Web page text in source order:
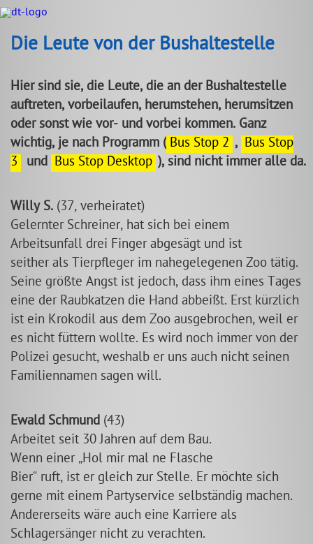
Die Leute von der Bushaltestelle
Hier sind sie, die Leute, die an der Bushaltestelle
auftreten, vorbeilaufen, herumstehen, herumsitzen
oder sonst wie vor- und vorbei kommen. Ganz
wichtig, je nach Programm ( Bus Stop 2 , Bus Stop
3
und Bus Stop Desktop ), sind nicht immer alle da.
Willy S. (37, verheiratet)
Gelernter Schreiner, hat sich bei einem
Arbeitsunfall drei Finger abgesägt und ist
seither als Tierpfleger im nahegelegenen Zoo tätig.
Seine größte Angst ist jedoch, dass ihm eines Tages
eine der Raubkatzen die Hand abbeißt. Erst kürzlich
ist ein Krokodil aus dem Zoo ausgebrochen, weil er
es nicht füttern wollte. Es wird noch immer von der
Polizei gesucht, weshalb er uns auch nicht seinen
Familiennamen sagen will.
Ewald Schmund (43)
Arbeitet seit 30 Jahren auf dem Bau.
Wenn einer Hol mir mal ne Flasche
Bier ruft, ist er gleich zur Stelle. Er möchte sich
gerne mit einem Partyservice selbständig machen.
Andererseits wäre auch eine Karriere als
Schlagersänger nicht zu verachten.